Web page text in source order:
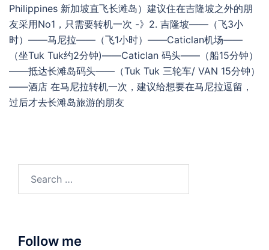
Philippines 新加坡直飞长滩岛）建议住在吉隆坡之外的朋
友采用No1，只需要转机一次 -》2. 吉隆坡——（飞3小
时）——马尼拉——（飞1小时）——Caticlan机场——
（坐Tuk Tuk约2分钟)——Caticlan 码头——（船15分钟）
——抵达长滩岛码头——（Tuk Tuk 三轮车/ VAN 15分钟）
——酒店 在马尼拉转机一次，建议给想要在马尼拉逗留，
过后才去长滩岛旅游的朋友
Follow me